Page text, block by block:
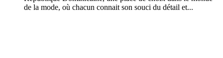
de la mode, où chacun connait son souci du détail et...